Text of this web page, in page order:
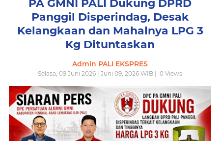
PA GMNI PALI Dukung DPRD
Panggil Disperindag, Desak
Kelangkaan dan Mahalnya LPG 3
Kg Dituntaskan
Admin PALI EKSPRES
Selasa, 09 Juni 2026 | Juni 09, 2026 WIB | 0 Views